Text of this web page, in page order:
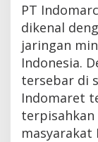
PT
dikenal
jaringan
Indonesia.
tersebar di
Indomaret
masyarakat